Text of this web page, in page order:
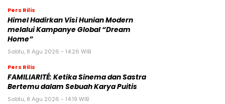
Pers Rilis
Himel Hadirkan Visi Hunian Modern
melalui Kampanye Global “Dream
Home”
Sabtu, 8 Agu 2026 - 14:26 WIB
Pers Rilis
FAMILIARITÉ: Ketika Sinema dan Sastra
Bertemu dalam Sebuah Karya Puitis
Sabtu, 8 Agu 2026 - 14:19 WIB